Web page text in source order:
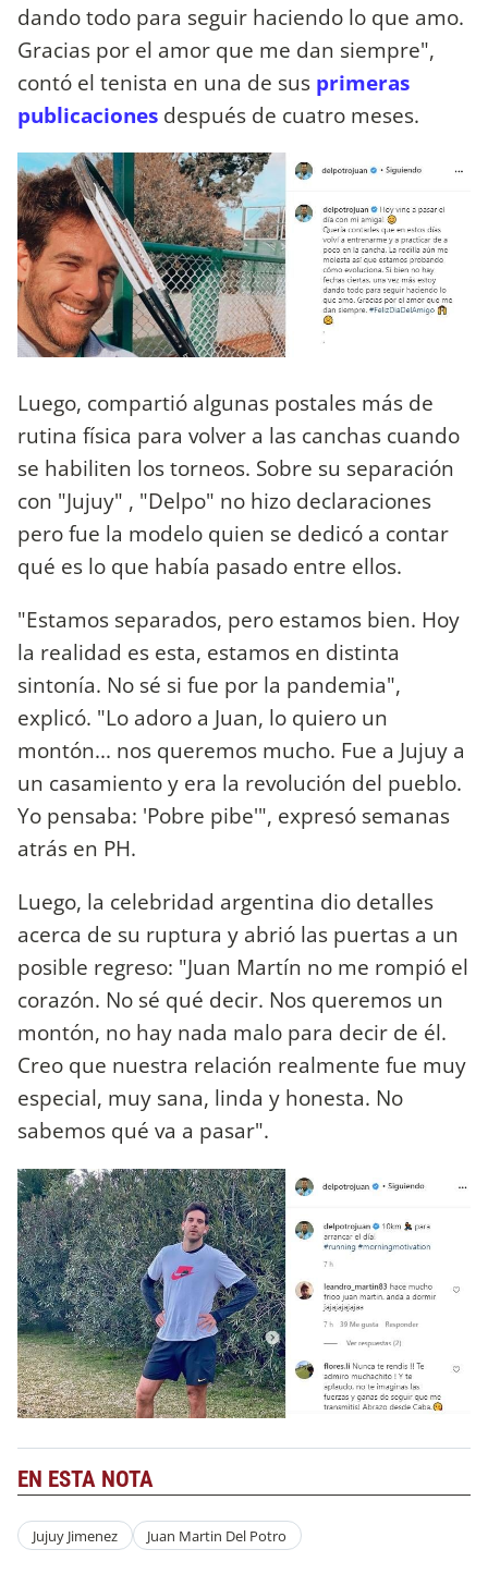
dando todo para seguir haciendo lo que amo.
Gracias por el amor que me dan siempre",
contó el tenista en una de sus primeras
publicaciones después de cuatro meses.
Luego, compartió algunas postales más de
rutina física para volver a las canchas cuando
se habiliten los torneos. Sobre su separación
con "Jujuy" , "Delpo" no hizo declaraciones
pero fue la modelo quien se dedicó a contar
qué es lo que había pasado entre ellos.
"Estamos separados, pero estamos bien. Hoy
la realidad es esta, estamos en distinta
sintonía. No sé si fue por la pandemia",
explicó. "Lo adoro a Juan, lo quiero un
montón... nos queremos mucho. Fue a Jujuy a
un casamiento y era la revolución del pueblo.
Yo pensaba: 'Pobre pibe'", expresó semanas
atrás en PH.
Luego, la celebridad argentina dio detalles
acerca de su ruptura y abrió las puertas a un
posible regreso: "Juan Martín no me rompió el
corazón. No sé qué decir. Nos queremos un
montón, no hay nada malo para decir de él.
Creo que nuestra relación realmente fue muy
especial, muy sana, linda y honesta. No
sabemos qué va a pasar".
EN ESTA NOTA
Jujuy Jimenez Juan Martin Del Potro